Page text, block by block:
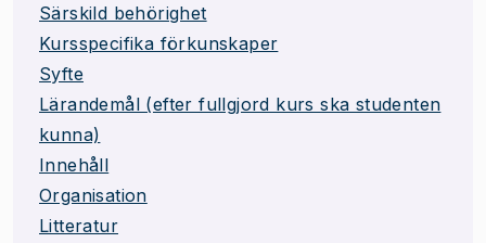
Särskild behörighet
Kursspecifika förkunskaper
Syfte
Lärandemål (efter fullgjord kurs ska studenten
kunna)
Innehåll
Organisation
Litteratur